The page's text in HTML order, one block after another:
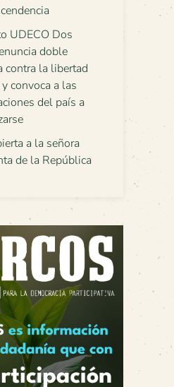
UDECO Dos
doble
contra la libertad
convoca a las
del país a
a la señora
de la República